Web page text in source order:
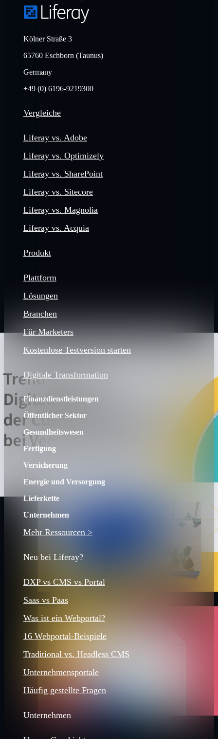
Kölner Straße 3
65760 Eschborn (Taunus)
Germany
+49 (0) 6196-9219300
Vergleiche
Liferay vs. Adobe
Liferay vs. Optimizely
Liferay vs. SharePoint
Liferay vs. Sitecore
Liferay vs. Magnolia
Liferay vs. Acquia
Produkt
Plattform
Lösungen
Branchen
Für Marketers
Kostenlose Testversion starten
Digitale Transformation
Finanzdienstleistungen
Öffentlicher Sektor
Gesundheitswesen
Fertigung
Versicherung
Energie und Versorgung
Lieferkette
Unternehmen
Mehr Ressourcen >
Neu bei Liferay?
DXP vs CMS vs Portal
Saas vs Paas
Was ist ein Webportal?
16 Webportal-Beispiele
Traditional vs. Headless CMS
Unternehmensportale
Häufig gestellte Fragen
Unternehmen